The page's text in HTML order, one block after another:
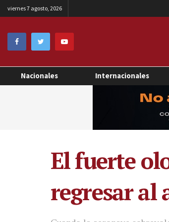
viernes 7 agosto, 2026
Nacionales Internacionales
El fuerte
regresar al